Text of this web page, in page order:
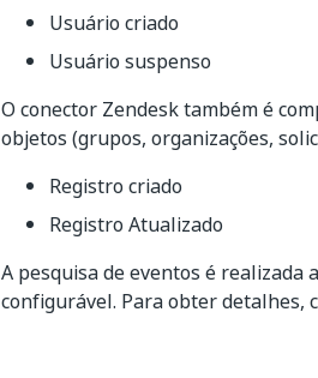
Usuário criado
Usuário suspenso
O conector Zendesk também é
objetos (grupos, organizações,
Registro criado
Registro Atualizado
A pesquisa de eventos é realizada
configurável. Para obter detalhes,